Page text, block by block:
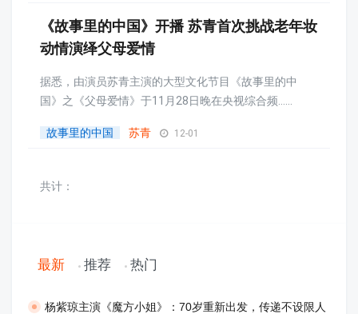
《故事里的中国》开播 苏青首次挑战老年妆
动情演绎父母爱情
据悉，由演员苏青主演的大型文化节目《故事里的中
国》之《父母爱情》于11月28日晚在央视综合频......
故事里的中国 苏青 12-01
共计：
最新 推荐 热门
​杨紫琼主演《魔方小姐》：70岁重新出发，传递不设限人